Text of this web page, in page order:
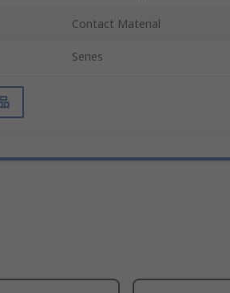
Contact Material
Series